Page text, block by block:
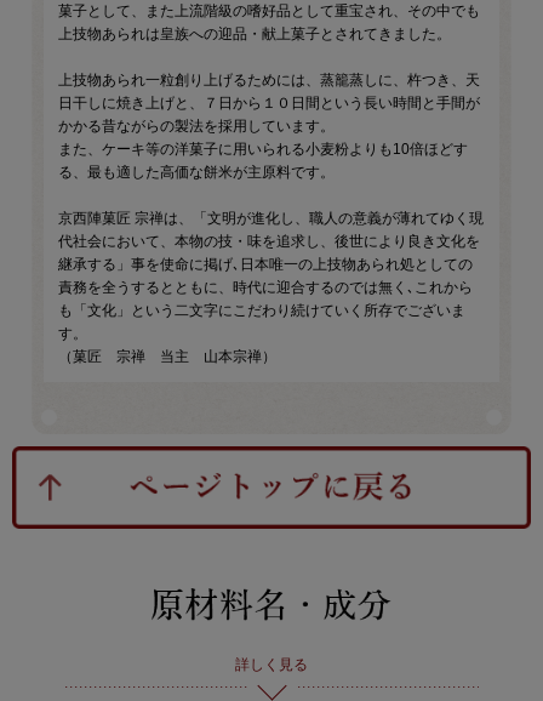
菓子として、また上流階級の嗜好品として重宝され、その中でも
上技物あられは皇族への迎品・献上菓子とされてきました。
上技物あられ一粒創り上げるためには、蒸籠蒸しに、杵つき、天
日干しに焼き上げと、７日から１０日間という長い時間と手間が
かかる昔ながらの製法を採用しています。
また、ケーキ等の洋菓子に用いられる小麦粉よりも10倍ほどす
る、最も適した高価な餅米が主原料です。
京西陣菓匠 宗禅は、「文明が進化し、職人の意義が薄れてゆく現
代社会において、本物の技・味を追求し、後世により良き文化を
継承する」事を使命に掲げ､日本唯一の上技物あられ処としての
責務を全うするとともに、時代に迎合するのでは無く､これから
も「文化」という二文字にこだわり続けていく所存でございま
す。
（菓匠 宗禅 当主 山本宗禅）
詳しく見る